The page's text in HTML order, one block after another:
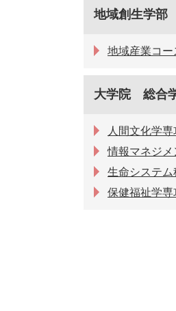
地域創生学部
地域産業コー
大学院 総合
人間文化学専
情報マネジメ
生命システム
保健福祉学専